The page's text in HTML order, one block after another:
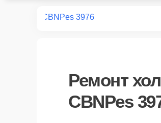
CBNPes 3976
Ремонт
CBNPes